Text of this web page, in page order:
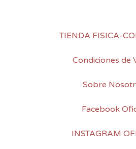
TIENDA FISICA-
Condiciones de
Sobre
Facebook
INSTAGRAM